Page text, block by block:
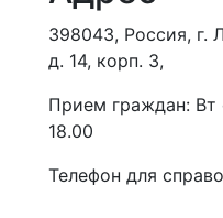
398043, Россия, г.
д. 14, корп. 3,
Прием граждан: Вт
18.00
Телефон для